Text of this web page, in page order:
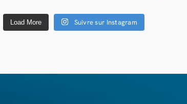
Load More Suivre sur Instagram